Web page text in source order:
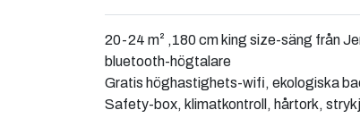
20-24 m² ,180 cm king size-säng från
bluetooth-högtalare
Gratis höghastighets-wifi, ekologiska
Safety-box, klimatkontroll, hårtork,